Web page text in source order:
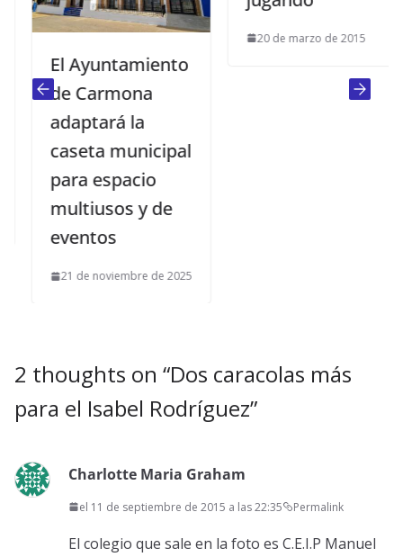
El Ayuntamiento
de Carmona
adaptará la
caseta municipal
para espacio
multiusos y de
eventos
21 de noviembre de 2025
20 de marzo de 2015
2 thoughts on “Dos caracolas más
para el Isabel Rodríguez”
Charlotte Maria Graham
el 11 de septiembre de 2015 a las 22:35 Permalink
El colegio que sale en la foto es C.E.I.P Manuel